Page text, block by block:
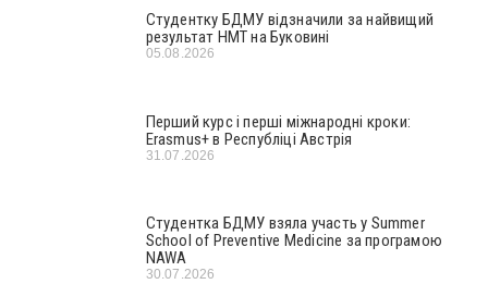
Студентку БДМУ відзначили за найвищий
результат НМТ на Буковині
05.08.2026
Перший курс і перші міжнародні кроки:
Erasmus+ в Республіці Австрія
31.07.2026
Студентка БДМУ взяла участь у Summer
School of Preventive Medicine за програмою
NAWA
30.07.2026